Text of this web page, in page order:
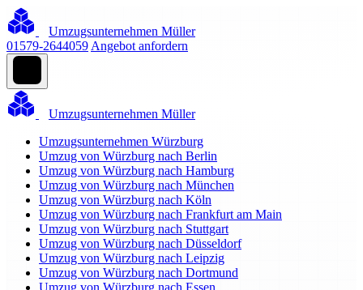
Umzugsunternehmen Müller
01579-2644059 Angebot anfordern
Umzugsunternehmen Müller
Umzugsunternehmen Würzburg
Umzug von Würzburg nach Berlin
Umzug von Würzburg nach Hamburg
Umzug von Würzburg nach München
Umzug von Würzburg nach Köln
Umzug von Würzburg nach Frankfurt am Main
Umzug von Würzburg nach Stuttgart
Umzug von Würzburg nach Düsseldorf
Umzug von Würzburg nach Leipzig
Umzug von Würzburg nach Dortmund
Umzug von Würzburg nach Essen